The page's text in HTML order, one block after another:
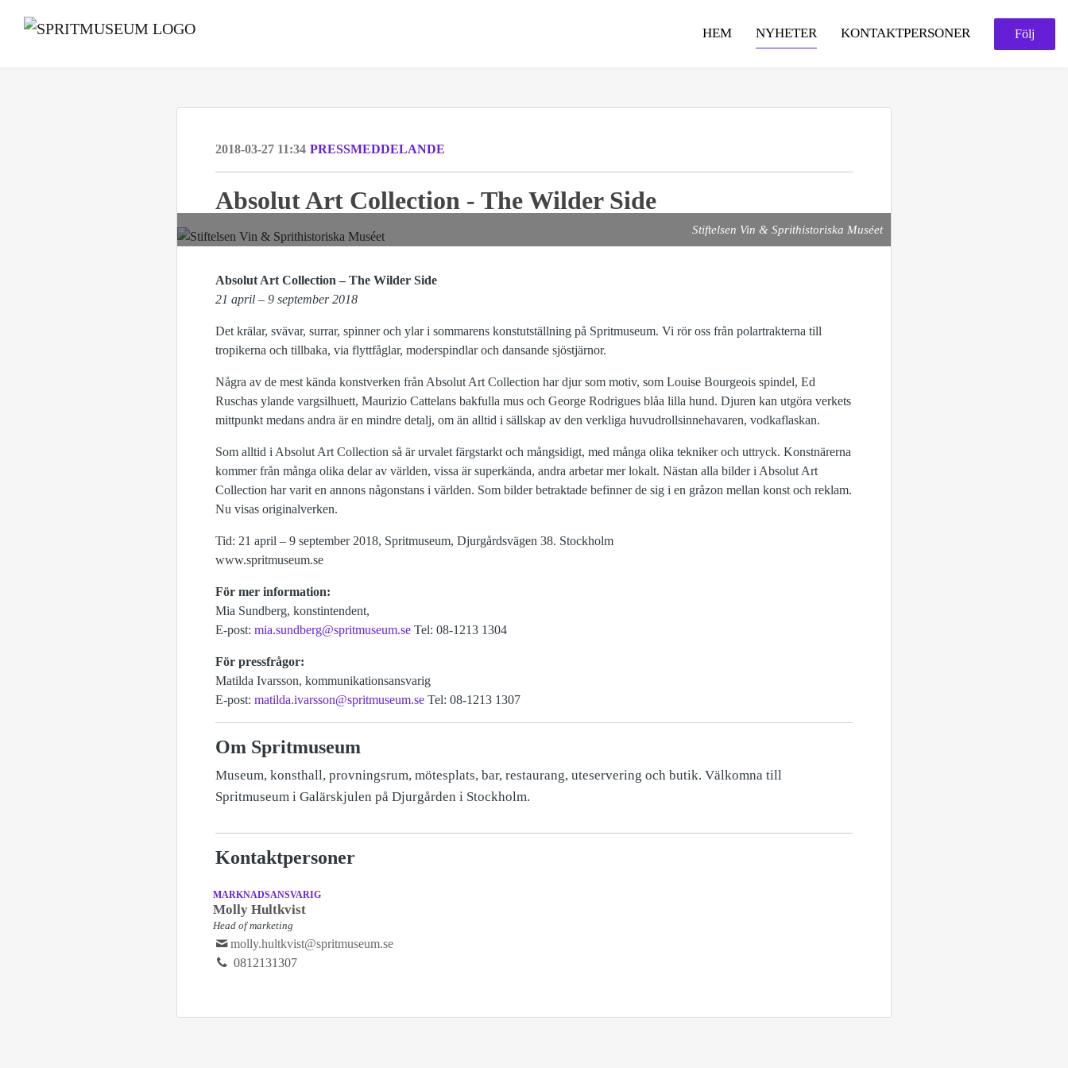
HEM NYHETER KONTAKTPERSONER Följ
2018-03-27 11:34 PRESSMEDDELANDE
Absolut Art Collection - The Wilder Side
Stiftelsen Vin & Sprithistoriska Muséet
Absolut Art Collection – The Wilder Side
21 april – 9 september 2018
Det krälar, svävar, surrar, spinner och ylar i sommarens konstutställning på Spritmuseum. Vi rör oss från polartrakterna till
tropikerna och tillbaka, via flyttfåglar, moderspindlar och dansande sjöstjärnor.
Några av de mest kända konstverken från Absolut Art Collection har djur som motiv, som Louise Bourgeois spindel, Ed
Ruschas ylande vargsilhuett, Maurizio Cattelans bakfulla mus och George Rodrigues blåa lilla hund. Djuren kan utgöra verkets
mittpunkt medans andra är en mindre detalj, om än alltid i sällskap av den verkliga huvudrollsinnehavaren, vodkaflaskan.
Som alltid i Absolut Art Collection så är urvalet färgstarkt och mångsidigt, med många olika tekniker och uttryck. Konstnärerna
kommer från många olika delar av världen, vissa är superkända, andra arbetar mer lokalt. Nästan alla bilder i Absolut Art
Collection har varit en annons någonstans i världen. Som bilder betraktade befinner de sig i en gråzon mellan konst och reklam.
Nu visas originalverken.
Tid: 21 april – 9 september 2018, Spritmuseum, Djurgårdsvägen 38. Stockholm
www.spritmuseum.se
För mer information:
Mia Sundberg, konstintendent,
E-post: mia.sundberg@spritmuseum.se Tel: 08-1213 1304
För pressfrågor:
Matilda Ivarsson, kommunikationsansvarig
E-post: matilda.ivarsson@spritmuseum.se Tel: 08-1213 1307
Om Spritmuseum
Museum, konsthall, provningsrum, mötesplats, bar, restaurang, uteservering och butik. Välkomna till
Spritmuseum i Galärskjulen på Djurgården i Stockholm.
Kontaktpersoner
MARKNADSANSVARIG
Molly Hultkvist
Head of marketing
molly.hultkvist@spritmuseum.se
0812131307